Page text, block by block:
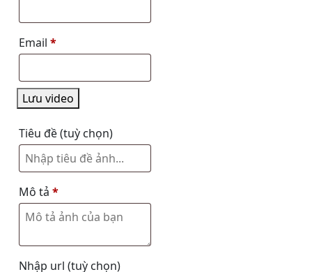
Email *
Lưu video
Tiêu đề(tuỳ chọn)
Mô tả *
Nhập url (tuỳ chọn)